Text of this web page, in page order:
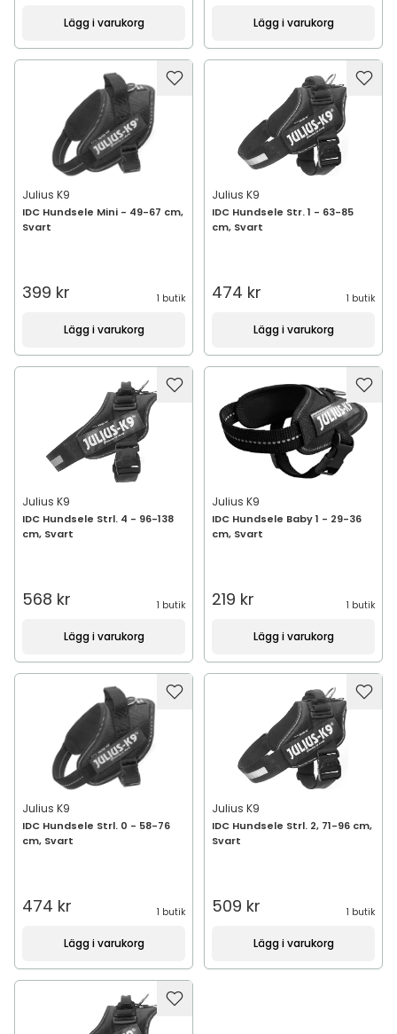
Lägg i varukorg Lägg i varukorg
Julius K9
IDC Hundsele Mini - 49-67 cm,
Svart
399 kr 1 butik
Lägg i varukorg
Julius K9
IDC Hundsele Str. 1 - 63-85
cm, Svart
474 kr 1 butik
Lägg i varukorg
Julius K9
IDC Hundsele Strl. 4 - 96-138
cm, Svart
568 kr 1 butik
Lägg i varukorg
Julius K9
IDC Hundsele Baby 1 - 29-36
cm, Svart
219 kr 1 butik
Lägg i varukorg
Julius K9
IDC Hundsele Strl. 0 - 58-76
cm, Svart
474 kr 1 butik
Lägg i varukorg
Julius K9
IDC Hundsele Strl. 2, 71-96 cm,
Svart
509 kr 1 butik
Lägg i varukorg